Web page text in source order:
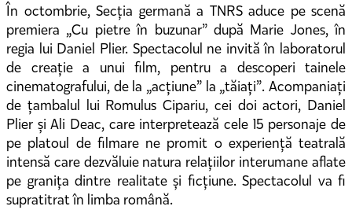
În octombrie, Secția germană a TNRS aduce pe scenă
premiera „Cu pietre în buzunar” după Marie Jones, în
regia lui Daniel Plier. Spectacolul ne invită în laboratorul
de creație a unui film, pentru a descoperi tainele
cinematografului, de la „acțiune” la „tăiați”. Acompaniați
de țambalul lui Romulus Cipariu, cei doi actori, Daniel
Plier și Ali Deac, care interpretează cele 15 personaje de
pe platoul de filmare ne promit o experiență teatrală
intensă care dezvăluie natura relațiilor interumane aflate
pe granița dintre realitate și ficțiune. Spectacolul va fi
supratitrat în limba română.